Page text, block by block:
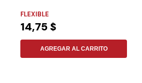
FLEXIBLE
14,75 $
AGREGAR AL CARRITO